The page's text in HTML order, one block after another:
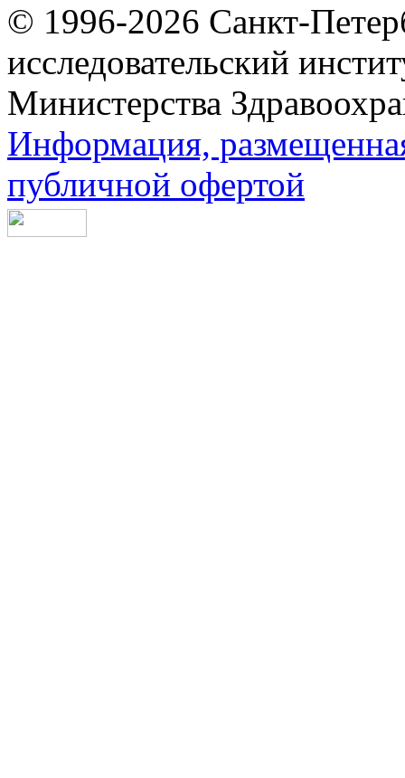
© 1996-2026 Санкт-
исследовательский
Министерства
Информация,
публичной офертой